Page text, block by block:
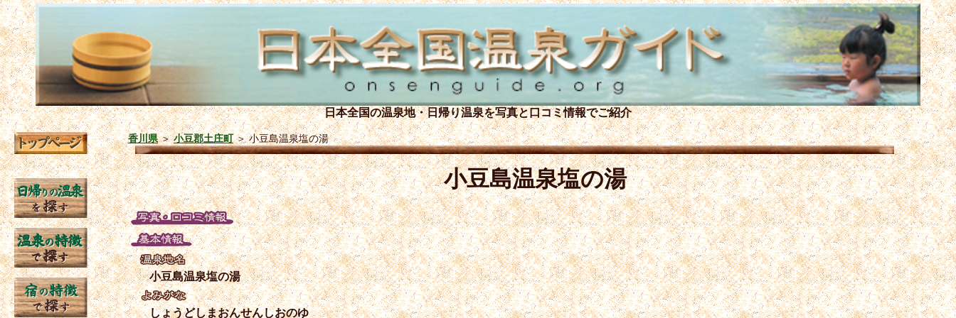
日本全国の温泉地・日帰り温泉を写真と口コミ情報でご紹介
香川県＞小豆郡土庄町＞小豆島温泉塩の湯
小豆島温泉塩の湯
小豆島温泉塩の湯
しょうどしまおんせんしおのゆ